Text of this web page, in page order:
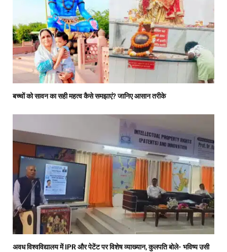
बच्चों को सावन का सही महत्व कैसे समझाएं? जानिए आसान तरीके
अवध विश्वविद्यालय में IPR और पेटेंट पर विशेष व्याख्यान, कुलपति बोले- भविष्य उसी